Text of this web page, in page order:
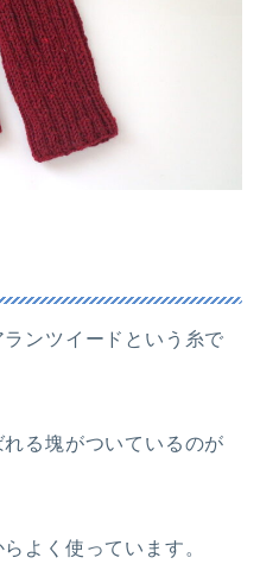
ンツイードという糸で
る塊がついているのが
よく使っています。